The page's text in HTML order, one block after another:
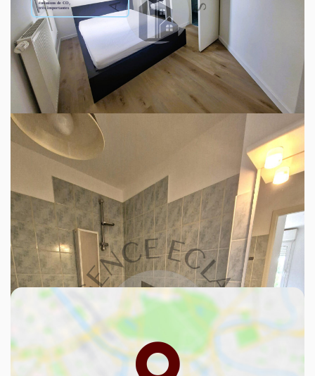
Montant estimé des dépenses annuelles d'énergie pour un
usage standard entre 890€ et 1210€. indexées aux années
2021,2022 et 2023 (abonnement compris).
Ce bien est soumis à un diagnostic ERP (État
des Risques et Pollutions). Pour en savoir plus,
rendez-vous sur
https://www.georisques.gouv.fr/
Découvrez votre futur quartier
Avec votre expert AGENCE ECLATS